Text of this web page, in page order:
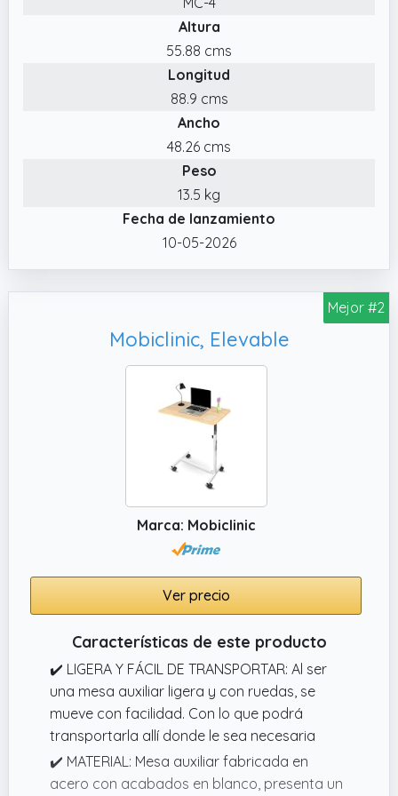
poder subírselo, dado que el transportista no
✔️ Diferentes colores a elegir, blanco, roble o
blanco con tapa roble.
Altura
55.88 cms
Longitud
88.9 cms
Ancho
48.26 cms
Peso
13.5 kg
Fecha de lanzamiento
10-05-2026
Mejor #2
Mobiclinic, Elevable
Marca: Mobiclinic
Ver precio
Características de este producto
✔️ LIGERA Y FÁCIL DE TRANSPORTAR: Al ser
una mesa auxiliar ligera y con ruedas, se
mueve con facilidad. Con lo que podrá
transportarla allí donde le sea necesaria
✔️ MATERIAL: Mesa auxiliar fabricada en
acero con acabados en blanco, presenta un